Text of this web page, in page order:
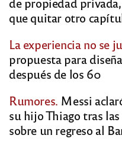
que quitar otro
La experiencia no se
propuesta para
después de los 60
Rumores. Messi
su hijo Thiago tras
sobre un regreso al